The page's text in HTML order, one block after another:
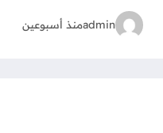
adminمنذ أسبوعين